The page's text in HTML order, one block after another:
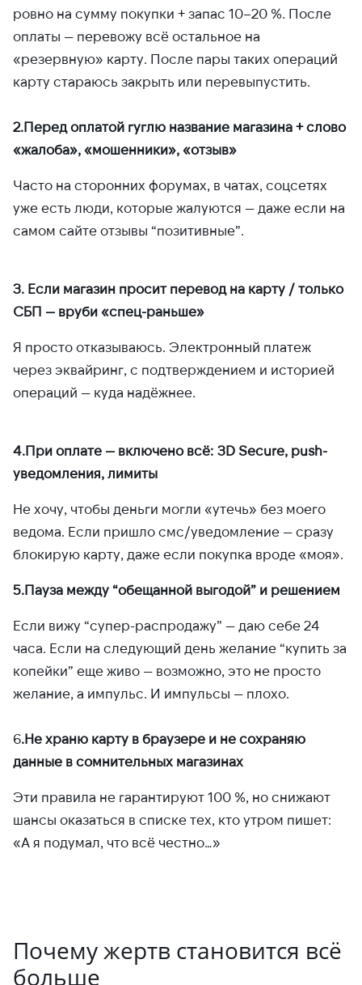
ровно на сумму покупки + запас 10–20 %. После
оплаты — перевожу всё остальное на
«резервную» карту. После пары таких операций
карту стараюсь закрыть или перевыпустить.
2.Перед оплатой гуглю название магазина + слово
«жалоба», «мошенники», «отзыв»
Часто на сторонних форумах, в чатах, соцсетях
уже есть люди, которые жалуются — даже если на
самом сайте отзывы “позитивные”.
3. Если магазин просит перевод на карту / только
СБП — вруби «спец-раньше»
Я просто отказываюсь. Электронный платеж
через эквайринг, с подтверждением и историей
операций — куда надёжнее.
4.При оплате — включено всё: 3D Secure, push-
уведомления, лимиты
Не хочу, чтобы деньги могли «утечь» без моего
ведома. Если пришло смс/уведомление — сразу
блокирую карту, даже если покупка вроде «моя».
5.Пауза между “обещанной выгодой” и решением
Если вижу “супер-распродажу” — даю себе 24
часа. Если на следующий день желание “купить за
копейки” еще живо — возможно, это не просто
желание, а импульс. И импульсы — плохо.
6.Не храню карту в браузере и не сохраняю
данные в сомнительных магазинах
Эти правила не гарантируют 100 %, но снижают
шансы оказаться в списке тех, кто утром пишет:
«А я подумал, что всё честно…»
Почему жертв становится всё
больше